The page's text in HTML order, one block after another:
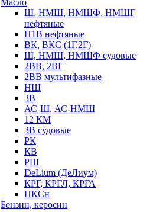
Масло
Ш, НМШ, НМШФ, НМШГ
нефтяные
Н1В нефтяные
ВК, ВКС (1Г,2Г)
Ш, НМШ, НМШФ судовые
2ВВ, 2ВГ
2ВВ мультифазные
НШ
3В
АС-Ш, АС-НМШ
12 КМ
3В судовые
РК
КВ
РШ
DeLium (ДеЛиум)
КРГ, КРГЛ, КРГА
НКСн
Бензин, керосин